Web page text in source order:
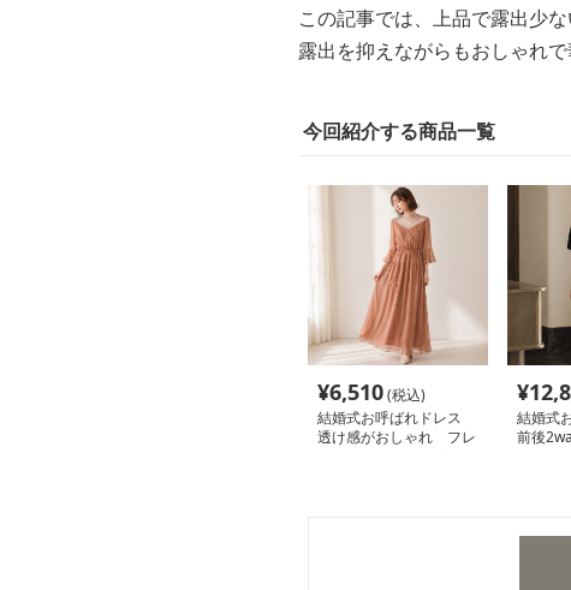
この記事では、上品で露出少
露出を抑えながらもおしゃれ
今回紹介する商品一覧
¥6,510(税込)
結婚式お呼ばれドレス
透け感がおしゃれ フレ
¥
結婚式
前後